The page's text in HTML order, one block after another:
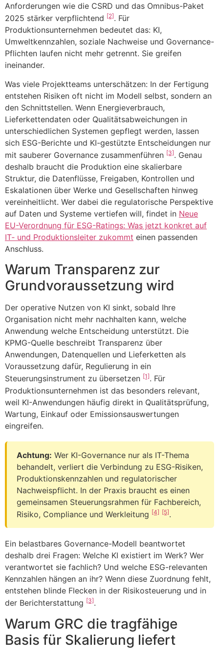
Anforderungen wie die CSRD und das Omnibus-Paket
2025 stärker verpflichtend [2]. Für
Produktionsunternehmen bedeutet das: KI,
Umweltkennzahlen, soziale Nachweise und Governance-
Pflichten laufen nicht mehr getrennt. Sie greifen
ineinander.
Was viele Projektteams unterschätzen: In der Fertigung
entstehen Risiken oft nicht im Modell selbst, sondern an
den Schnittstellen. Wenn Energieverbrauch,
Lieferkettendaten oder Qualitätsabweichungen in
unterschiedlichen Systemen gepflegt werden, lassen
sich ESG-Berichte und KI-gestützte Entscheidungen nur
mit sauberer Governance zusammenführen [3]. Genau
deshalb braucht die Produktion eine skalierbare
Struktur, die Datenflüsse, Freigaben, Kontrollen und
Eskalationen über Werke und Gesellschaften hinweg
vereinheitlicht. Wer dabei die regulatorische Perspektive
auf Daten und Systeme vertiefen will, findet in Neue
EU-Verordnung für ESG-Ratings: Was jetzt konkret auf
IT‑ und Produktionsleiter zukommt einen passenden
Anschluss.
Warum Transparenz zur
Grundvoraussetzung wird
Der operative Nutzen von KI sinkt, sobald Ihre
Organisation nicht mehr nachhalten kann, welche
Anwendung welche Entscheidung unterstützt. Die
KPMG-Quelle beschreibt Transparenz über
Anwendungen, Datenquellen und Lieferketten als
Voraussetzung dafür, Regulierung in ein
Steuerungsinstrument zu übersetzen [1]. Für
Produktionsunternehmen ist das besonders relevant,
weil KI-Anwendungen häufig direkt in Qualitätsprüfung,
Wartung, Einkauf oder Emissionsauswertungen
eingreifen.
Achtung: Wer KI-Governance nur als IT-Thema
behandelt, verliert die Verbindung zu ESG-Risiken,
Produktionskennzahlen und regulatorischer
Nachweispflicht. In der Praxis braucht es einen
gemeinsamen Steuerungsrahmen für Fachbereich,
Risiko, Compliance und Werkleitung [4] [5].
Ein belastbares Governance-Modell beantwortet
deshalb drei Fragen: Welche KI existiert im Werk? Wer
verantwortet sie fachlich? Und welche ESG-relevanten
Kennzahlen hängen an ihr? Wenn diese Zuordnung fehlt,
entstehen blinde Flecken in der Risikosteuerung und in
der Berichterstattung [3].
Warum GRC die tragfähige
Basis für Skalierung liefert